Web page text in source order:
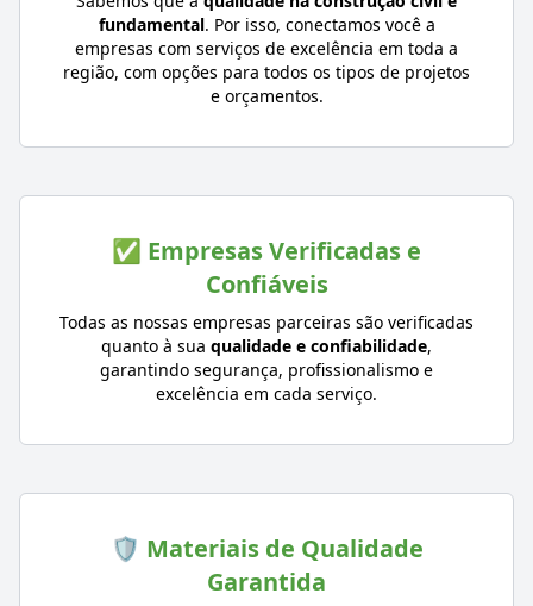
fundamental. Por isso, conectamos você a
empresas com serviços de excelência em toda a
região, com opções para todos os tipos de projetos
e orçamentos.
✅ Empresas Verificadas e
Confiáveis
Todas as nossas empresas parceiras são verificadas
quanto à sua qualidade e confiabilidade,
garantindo segurança, profissionalismo e
excelência em cada serviço.
🛡️ Materiais de Qualidade
Garantida